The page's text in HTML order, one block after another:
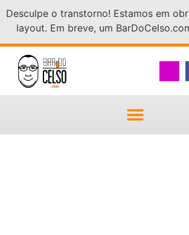
Desculpe o transtorno! Estamos em
layout. Em breve, um